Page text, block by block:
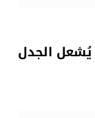
يُشعل الجدل